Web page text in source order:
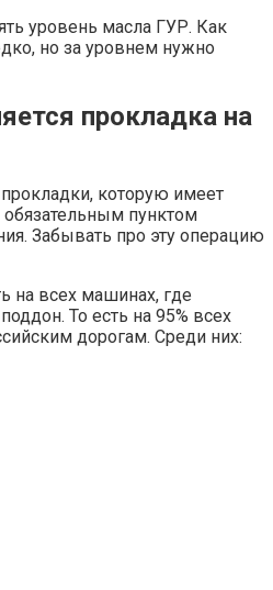
уровень масла ГУР. Как
но за уровнем нужно
прокладка на
которую имеет
обязательным пунктом
Забывать про эту операцию
на всех машинах, где
То есть на 95% всех
дорогам. Среди них: